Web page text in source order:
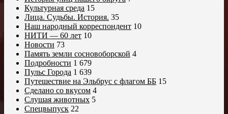
Культурная среда 15
Лица. Судьбы. История. 35
Наш народный корреспондент 10
НИТИ — 60 лет 10
Новости 73
Память земли сосновоборской 4
Подробности 1 679
Пульс Города 1 639
Путешествие на Эльбрус с флагом ББ 15
Сделано со вкусом 4
Слушая животных 5
Спецвыпуск 22